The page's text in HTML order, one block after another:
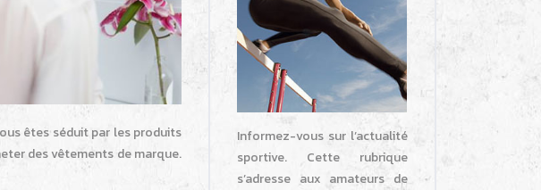
êtes séduit par les produits
des vêtements de marque.
Informez-vous sur l’actualité
sportive. Cette rubrique
s’adresse aux amateurs de